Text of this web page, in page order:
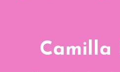
Camilla